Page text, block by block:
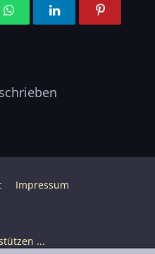
Impressum
...